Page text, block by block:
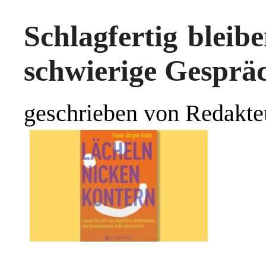
Schlagfertig
schwierige
geschrieben von